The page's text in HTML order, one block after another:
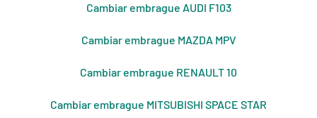
Cambiar embrague AUDI F103
Cambiar embrague MAZDA MPV
Cambiar embrague RENAULT 10
Cambiar embrague MITSUBISHI SPACE STAR